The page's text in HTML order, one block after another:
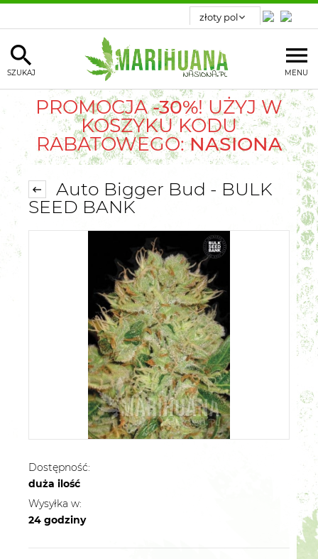
MENU
SZUKAJ
PROMOCJA-30%! UŻYJ W
KOSZYKU KODU
RABATOWEGO:NASIONA
Auto Bigger Bud - BULK
SEED BANK
Dostępność:
duża ilość
Wysyłka w:
24 godziny